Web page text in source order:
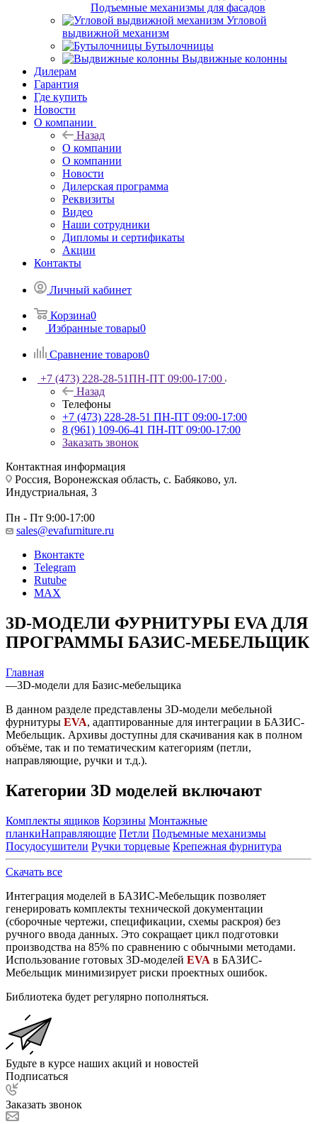
Подъемные механизмы для фасадов
Угловой
выдвижной механизм
Бутылочницы
Выдвижные колонны
Дилерам
Гарантия
Где купить
Новости
О компании
Назад
О компании
О компании
Новости
Дилерская программа
Реквизиты
Видео
Наши сотрудники
Дипломы и сертификаты
Акции
Контакты
Личный кабинет
Корзина0
Избранные товары0
Сравнение товаров0
+7 (473) 228-28-51ПН-ПТ 09:00-17:00
Назад
Телефоны
+7 (473) 228-28-51 ПН-ПТ 09:00-17:00
8 (961) 109-06-41 ПН-ПТ 09:00-17:00
Заказать звонок
Контактная информация
Россия, Воронежская область, с. Бабяково, ул.
Индустриальная, 3
Пн - Пт 9:00-17:00
sales@evafurniture.ru
Вконтакте
Telegram
Rutube
MAX
3D-МОДЕЛИ ФУРНИТУРЫ EVA ДЛЯ
ПРОГРАММЫ БАЗИС-МЕБЕЛЬЩИК
Главная
—3D-модели для Базис-мебельщика
В данном разделе представлены 3D-модели мебельной
фурнитуры EVA, адаптированные для интеграции в БАЗИС-
Мебельщик. Архивы доступны для скачивания как в полном
объёме, так и по тематическим категориям (петли,
направляющие, ручки и т.д.).
Категории 3D моделей включают
Комплекты ящиков Корзины Монтажные
планкиНаправляющие Петли Подъемные механизмы
Посудосушители Ручки торцевые Крепежная фурнитура
Скачать все
Интеграция моделей в БАЗИС-Мебельщик позволяет
генерировать комплекты технической документации
(сборочные чертежи, спецификации, схемы раскроя) без
ручного ввода данных. Это сокращает цикл подготовки
производства на 85% по сравнению с обычными методами.
Использование готовых 3D-моделей EVA в БАЗИС-
Мебельщик минимизирует риски проектных ошибок.
Библиотека будет регулярно пополняться.
Будьте в курсе наших акций и новостей
Подписаться
Заказать звонок